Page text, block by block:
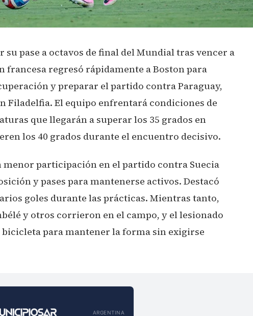
su pase a octavos de final del Mundial tras vencer a
francesa regresó rápidamente a Boston para
y preparar el partido contra Paraguay,
Filadelfia. El equipo enfrentará condiciones de
que llegarán a superar los 35 grados en
los 40 grados durante el encuentro decisivo.
menor participación en el partido contra Suecia
y pases para mantenerse activos. Destacó
goles durante las prácticas. Mientras tanto,
y otros corrieron en el campo, y el lesionado
para mantener la forma sin exigirse
ARGENTINA